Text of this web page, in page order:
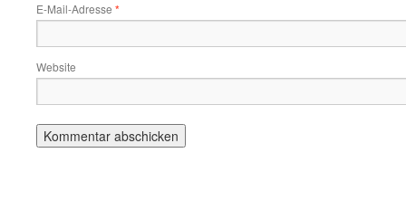
E-Mail-Adresse *
Website